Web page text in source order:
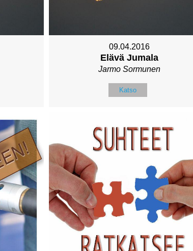
09.04.2016
Elävä Jumala
Jarmo Sormunen
Katso